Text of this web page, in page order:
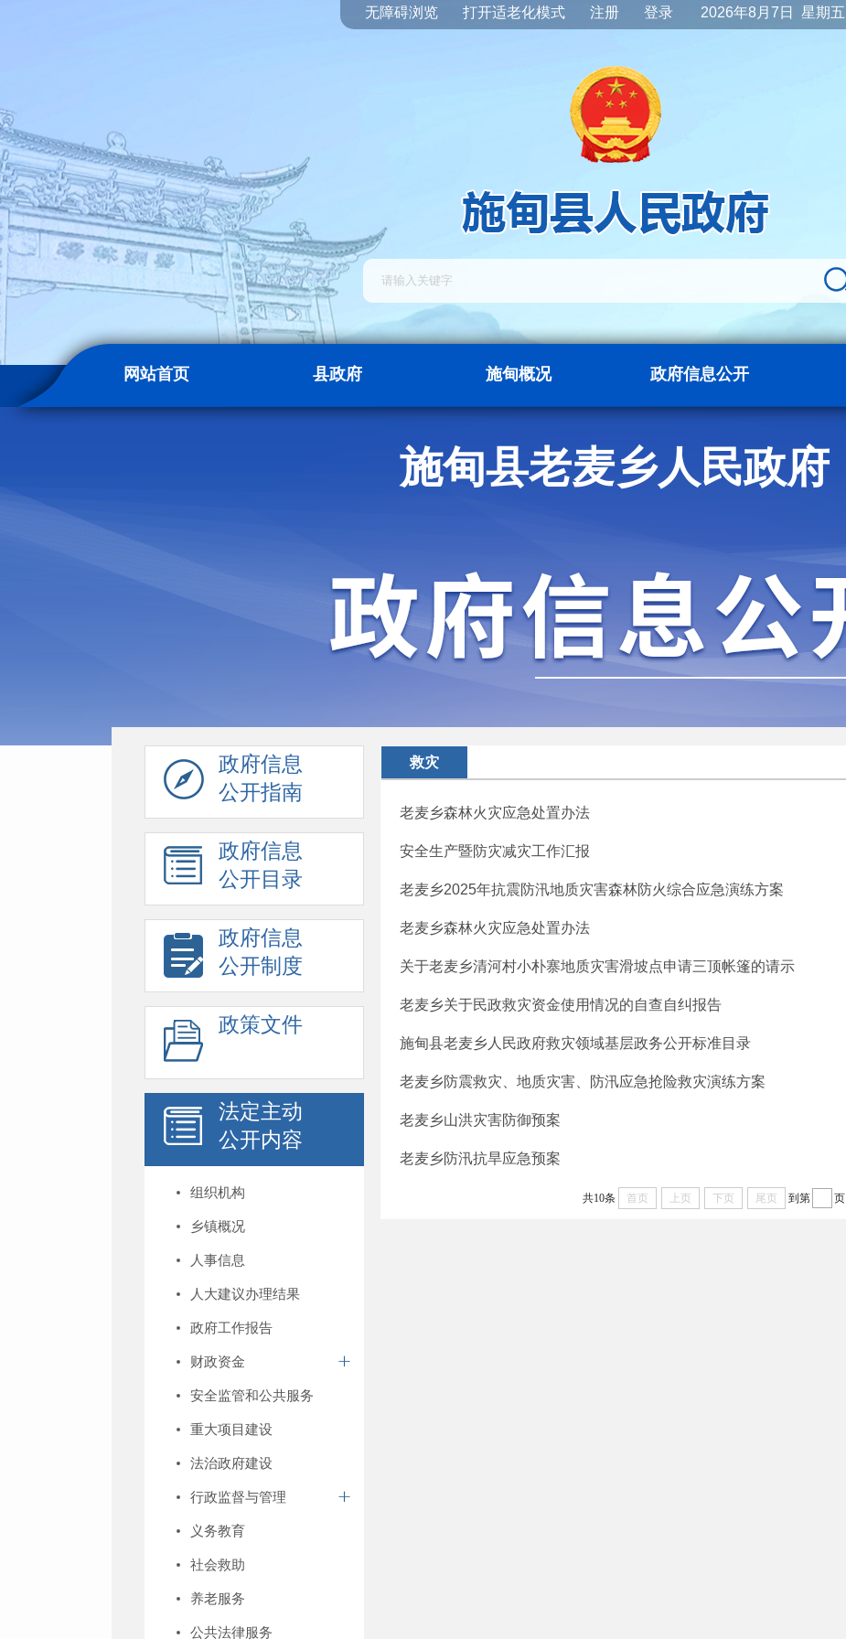
无障碍浏览 打开适老化模式 注册 登录 2026年8月7日 星期五
网站首页 县政府 施甸概况 政府信息公开
施甸资讯
施甸县老麦乡人民政府
政府信息
公开指南
政府信息
公开目录
政府信息
公开制度
政策文件
法定主动
公开内容
组织机构
乡镇概况
人事信息
人大建议办理结果
政府工作报告
财政资金
安全监管和公共服务
重大项目建设
法治政府建设
行政监督与管理
义务教育
社会救助
养老服务
公共法律服务
救灾
老麦乡森林火灾应急处置办法
安全生产暨防灾减灾工作汇报
老麦乡2025年抗震防汛地质灾害森林防火综合应急演练方案
老麦乡森林火灾应急处置办法
关于老麦乡清河村小朴寨地质灾害滑坡点申请三顶帐篷的请示
老麦乡关于民政救灾资金使用情况的自查自纠报告
施甸县老麦乡人民政府救灾领域基层政务公开标准目录
老麦乡防震救灾、地质灾害、防汛应急抢险救灾演练方案
老麦乡山洪灾害防御预案
老麦乡防汛抗旱应急预案
共10条 首页 上页 下页 尾页 到第 页